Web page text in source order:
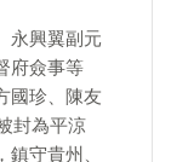
永興翼副元
府僉事等
國珍、陳友
封為平涼
守貴州、